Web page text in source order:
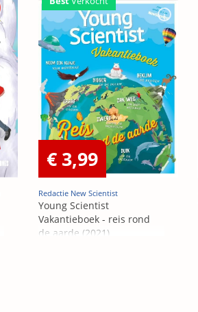
€ 3,99
Redactie New Scientist
Young Scientist
Vakantieboek - reis rond
de aarde (2021)